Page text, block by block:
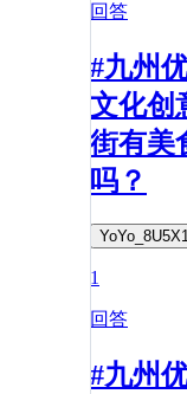
回答
#九州
文化创
街有美
吗？
1
回答
#九州